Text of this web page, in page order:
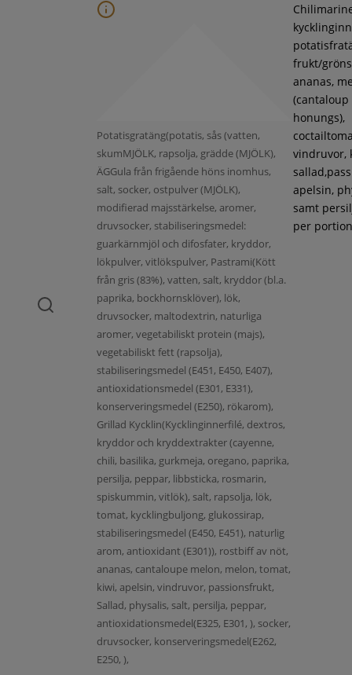
Potatisgratäng(potatis, sås (vatten,
skumMJÖLK, rapsolja, grädde (MJÖLK),
ÄGGula från frigående höns inomhus,
salt, socker, ostpulver (MJÖLK),
modifierad majsstärkelse, aromer,
druvsocker, stabiliseringsmedel:
guarkärnmjöl och difosfater, kryddor,
lökpulver, vitlökspulver, Pastrami(Kött
från gris (83%), vatten, salt, kryddor (bl.a.
paprika, bockhornsklöver), lök,
druvsocker, maltodextrin, naturliga
aromer, vegetabiliskt protein (majs),
vegetabiliskt fett (rapsolja),
stabiliseringsmedel (E451, E450, E407),
antioxidationsmedel (E301, E331),
konserveringsmedel (E250), rökarom),
Grillad Kycklin(Kycklinginnerfilé, dextros,
kryddor och kryddextrakter (cayenne,
chili, basilika, gurkmeja, oregano, paprika,
persilja, peppar, libbsticka, rosmarin,
spiskummin, vitlök), salt, rapsolja, lök,
tomat, kycklingbuljong, glukossirap,
stabiliseringsmedel (E450, E451), naturlig
arom, antioxidant (E301)), rostbiff av nöt,
ananas, cantaloupe melon, melon, tomat,
kiwi, apelsin, vindruvor, passionsfrukt,
Sallad, physalis, salt, persilja, peppar,
antioxidationsmedel(E325, E301, ), socker,
druvsocker, konserveringsmedel(E262,
E250, ),
frukt/
ananas,
(cantaloup
honungs),
vindruvor,
apelsin,
samt
per